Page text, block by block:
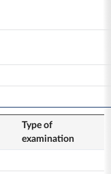
Type of
examination